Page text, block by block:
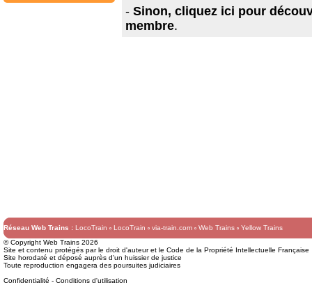
- Sinon, cliquez ici pour
membre.
Réseau Web Trains : LocoTrain LocoTrain via-train.com Web Trains
Yellow Trains
© Copyright Web Trains 2026
Site et contenu protégés par le droit d'auteur et le Code de la Propriété Intellectuelle Française
Site horodaté et déposé auprès d'un huissier de justice
Toute reproduction engagera des poursuites judiciaires
Confidentialité - Conditions d'utilisation